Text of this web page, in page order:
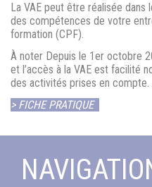
La VAE peut être réalisée
des compétences de votre
formation (CPF).
À noter Depuis le 1er octobre
et l’accès à la VAE est facilité
des activités prises en compte.
> FICHE PRATIQUE